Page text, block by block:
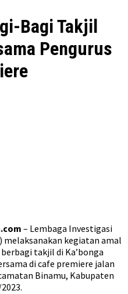
Bagi Takjil
Pengurus
– Lembaga Investigasi
melaksanakan kegiatan amal
takjil di Ka’bonga
di cafe premiere jalan
Binamu, Kabupaten